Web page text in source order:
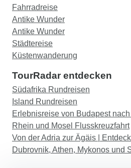
Fahrradreise
Antike Wunder
Antike Wunder
Städtereise
Küstenwanderung
TourRadar entdecken
Südafrika Rundreisen
Island Rundreisen
Erlebnisreise von Budapest
Rhein und Mosel Flusskreuzfahrt
Von der Adria zur Ägäis |
Dubrovnik, Athen, Mykonos und